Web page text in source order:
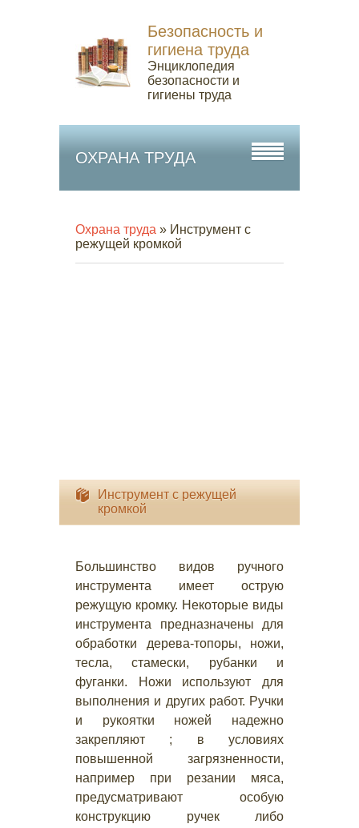
Безопасность и
гигиена труда
Энциклопедия
безопасности и
гигиены труда
ОХРАНА ТРУДА
Охрана труда » Инструмент с
режущей кромкой
Инструмент с режущей
кромкой
Большинство видов ручного
инструмента имеет острую
режущую кромку. Некоторые виды
инструмента предназначены для
обработки дерева-топоры, ножи,
тесла, стамески, рубанки и
фуганки. Ножи используют для
выполнения и других работ. Ручки
и рукоятки ножей надежно
закрепляют ; в условиях
повышенной загрязненности,
например при резании мяса,
предусматривают особую
конструкцию ручек либо